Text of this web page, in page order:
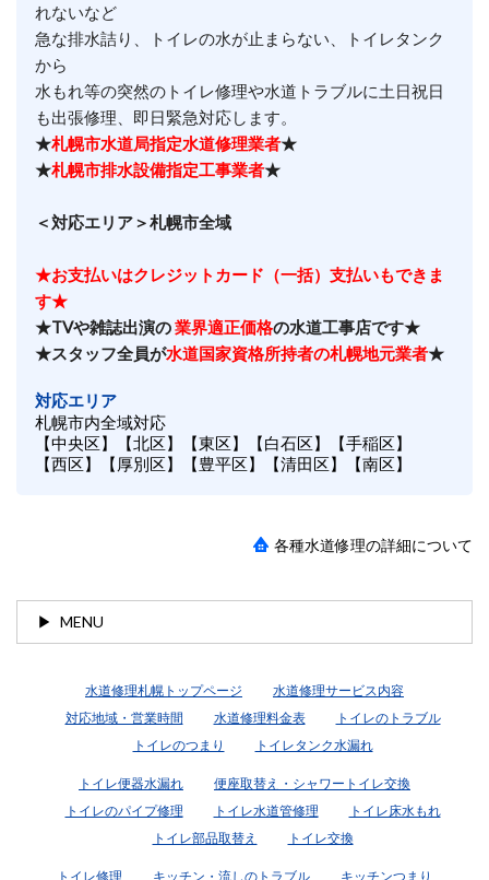
れないなど
急な排水詰り、トイレの水が止まらない、トイレタンク
から
水もれ等の突然のトイレ修理や水道トラブルに土日祝日
も出張修理、即日緊急対応します。
★札幌市水道局指定水道修理業者★
★札幌市排水設備指定工事業者★
＜対応エリア＞札幌市全域
★お支払いはクレジットカード（一括）支払いもできま
す★
★TVや雑誌出演の業界適正価格の水道工事店です★
★スタッフ全員が水道国家資格所持者の札幌地元業者★
対応エリア
札幌市内全域対応
【中央区】【北区】【東区】【白石区】【手稲区】
【西区】【厚別区】【豊平区】【清田区】【南区】
各種水道修理の詳細について
MENU
水道修理札幌トップページ
水道修理サービス内容
対応地域・営業時間
水道修理料金表
トイレのトラブル
トイレのつまり
トイレタンク水漏れ
トイレ便器水漏れ
便座取替え・シャワートイレ交換
トイレのパイプ修理
トイレ水道管修理
トイレ床水もれ
トイレ部品取替え
トイレ交換
トイレ修理 キッチン・流しのトラブル
キッチンつまり